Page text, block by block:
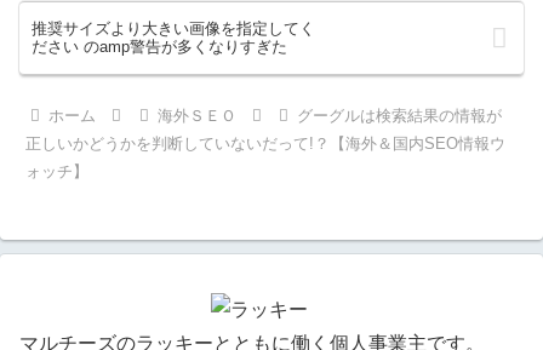
推奨サイズより大きい画像を指定してく
ださい のamp警告が多くなりすぎた
ホーム 海外ＳＥＯ
グーグルは検索結果の情報が
正しいかどうかを判断していないだって!？【海外＆国内SEO情報ウ
ォッチ】
マルチーズのラッキーとともに働く個人事業主です。